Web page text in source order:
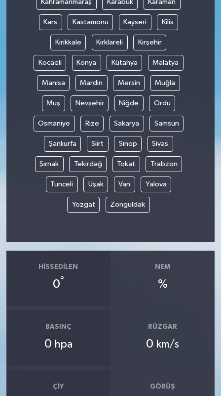
Kahramanmaraş Karabük Karaman
Kars Kastamonu Kayseri Kilis
Kırıkkale Kırklareli Kırşehir
Kocaeli Konya Kütahya Malatya
Manisa Mardin Mersin Muğla
Muş Nevşehir Niğde Ordu
Osmaniye Rize Sakarya Samsun
Şanlıurfa Siirt Sinop Sivas
Şırnak Tekirdağ Tokat Trabzon
Tunceli Uşak Van Yalova
Yozgat Zonguldak
HISSEDILEN
0°
NEM
%
BASINÇ
0 hpa
RÜZGAR
0 km/s
ÇIY GÖRÜŞ